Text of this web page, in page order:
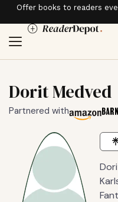
Offer books to readers
Dorit Medved
Partnered with